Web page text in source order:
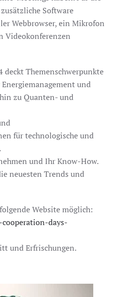
Software
Webbrowser, ein Mikrofon
Videokonferenzen
deckt Themenschwerpunkte
und
zu Quanten- und
für technologische und
und Ihr Know-How.
neuesten Trends und
Website möglich:
days-
und Erfrischungen.